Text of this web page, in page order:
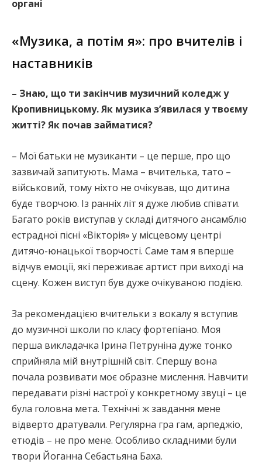
органі
«Музика, а потім я»: про вчителів і
наставників
– Знаю, що ти закінчив музичний коледж у
Кропивницькому. Як музика з’явилася у твоєму
житті? Як почав займатися?
– Мої батьки не музиканти – це перше, про що
зазвичай запитують. Мама – вчителька, тато –
військовий, тому ніхто не очікував, що дитина
буде творчою. Із ранніх літ я дуже любив співати.
Багато років виступав у складі дитячого ансамблю
естрадної пісні «Вікторія» у місцевому центрі
дитячо-юнацької творчості. Саме там я вперше
відчув емоції, які переживає артист при виході на
сцену. Кожен виступ був дуже очікуваною подією.
За рекомендацією вчительки з вокалу я вступив
до музичної школи по класу фортепіано. Моя
перша викладачка Ірина Петруніна дуже тонко
сприйняла мій внутрішній світ. Спершу вона
почала розвивати моє образне мислення. Навчити
передавати різні настрої у конкретному звуці – це
була головна мета. Технічні ж завдання мене
відверто дратували. Регулярна гра гам, арпеджіо,
етюдів – не про мене. Особливо складними були
твори Йоганна Себастьяна Баха.